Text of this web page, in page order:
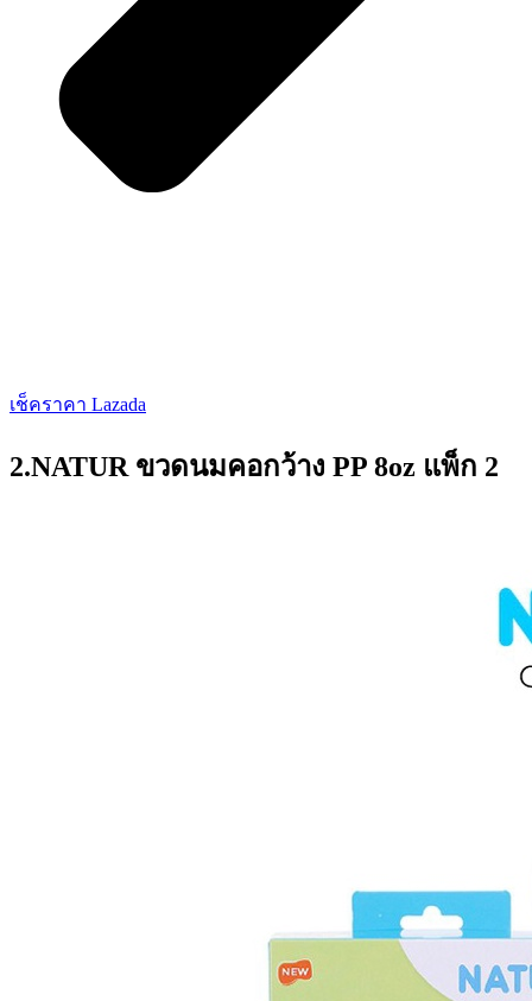
เช็คราคา Lazada
2.NATUR ขวดนมคอกว้าง PP 8oz แพ็ก 2